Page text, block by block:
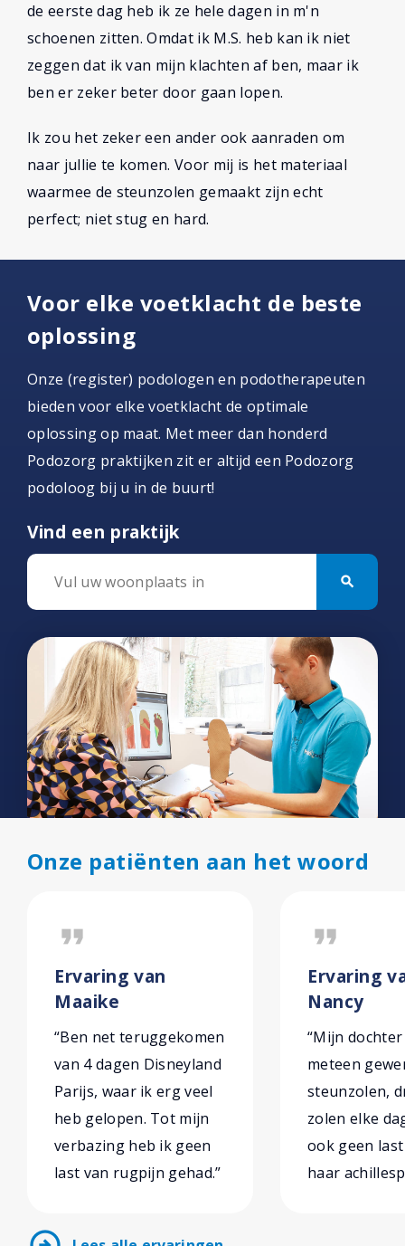
de eerste dag heb ik ze hele dagen in m'n
schoenen zitten. Omdat ik M.S. heb kan ik niet
zeggen dat ik van mijn klachten af ben, maar ik
ben er zeker beter door gaan lopen.
Ik zou het zeker een ander ook aanraden om
naar jullie te komen. Voor mij is het materiaal
waarmee de steunzolen gemaakt zijn echt
perfect; niet stug en hard.
Voor elke voetklacht de beste
oplossing
Onze (register) podologen en podotherapeuten
bieden voor elke voetklacht de optimale
oplossing op maat. Met meer dan honderd
Podozorg praktijken zit er altijd een Podozorg
podoloog bij u in de buurt!
Vind een praktijk
search
Onze patiënten aan het woord
format_quote
Ervaring van
Maaike
“Ben net teruggekomen
van 4 dagen Disneyland
Parijs, waar ik erg veel
heb gelopen. Tot mijn
verbazing heb ik geen
last van rugpijn gehad.”
format_quote
Ervaring
Nancy
“Mijn
meteen
steunzolen,
zolen elke
ook geen
haar